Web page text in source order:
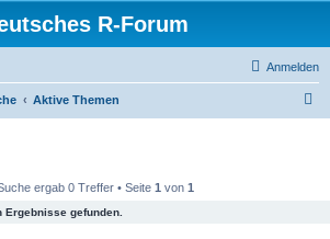
R-Forum
Anmelden
Aktive Themen
ergab 0 Treffer • Seite 1 von 1
gefunden.